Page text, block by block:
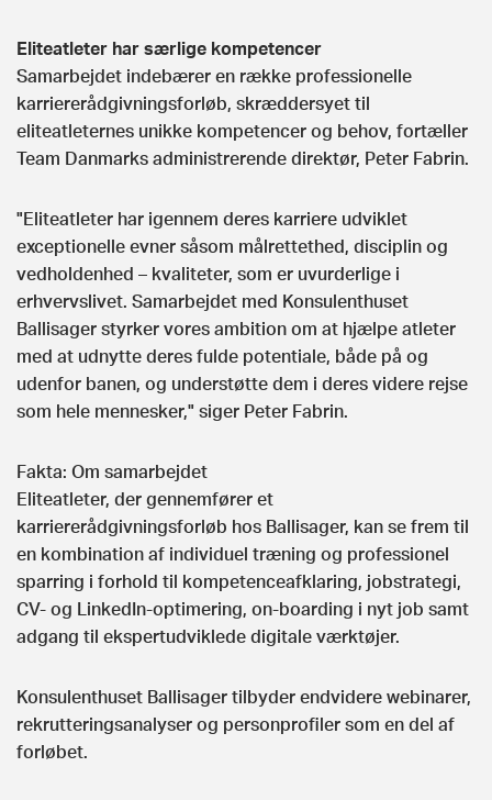
Eliteatleter har særlige kompetencer
Samarbejdet indebærer en række professionelle
karriererådgivningsforløb, skræddersyet til
eliteatleternes unikke kompetencer og behov, fortæller
Team Danmarks administrerende direktør, Peter Fabrin.
"Eliteatleter har igennem deres karriere udviklet
exceptionelle evner såsom målrettethed, disciplin og
vedholdenhed – kvaliteter, som er uvurderlige i
erhvervslivet. Samarbejdet med Konsulenthuset
Ballisager styrker vores ambition om at hjælpe atleter
med at udnytte deres fulde potentiale, både på og
udenfor banen, og understøtte dem i deres videre rejse
som hele mennesker," siger Peter Fabrin.
Fakta: Om samarbejdet
Eliteatleter, der gennemfører et
karriererådgivningsforløb hos Ballisager, kan se frem til
en kombination af individuel træning og professionel
sparring i forhold til kompetenceafklaring, jobstrategi,
CV- og LinkedIn-optimering, on-boarding i nyt job samt
adgang til ekspertudviklede digitale værktøjer.
Konsulenthuset Ballisager tilbyder endvidere webinarer,
rekrutteringsanalyser og personprofiler som en del af
forløbet.